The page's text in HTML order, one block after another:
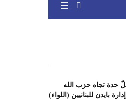
حدة تجاه حزب الله
بايدن للبنانيين (اللواء)